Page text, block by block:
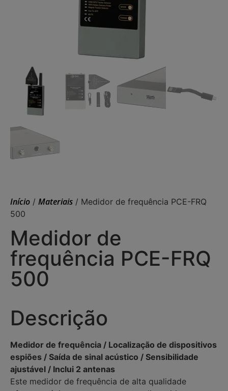
Início / Materiais / Medidor de frequência PCE-FRQ
500
Medidor de
frequência PCE-FRQ
500
Descrição
Medidor de frequência / Localização de dispositivos
espiões / Saída de sinal acústico / Sensibilidade
ajustável / Inclui 2 antenas
Este medidor de frequência de alta qualidade